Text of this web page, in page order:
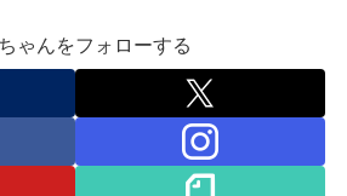
ゃんをフォローする